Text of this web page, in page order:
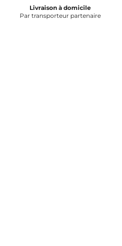
Livraison à domicile
Par transporteur partenaire